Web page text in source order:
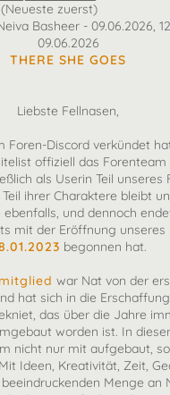
zuerst)
Basheer - 09.06.2026,
09.06.2026
THERE SHE GOES
Liebste Fellnasen,
Foren-Discord verkündet
offiziell das Forenteam
als Userin Teil unseres
ihrer Charaktere bleibt
ebenfalls, und dennoch
mit der Eröffnung unseres
begonnen hat.
war Nat von der
hat sich in die
das über die Jahre
worden ist. In
nicht nur mit aufgebaut,
Ideen, Kreativität, Zeit,
Menge an